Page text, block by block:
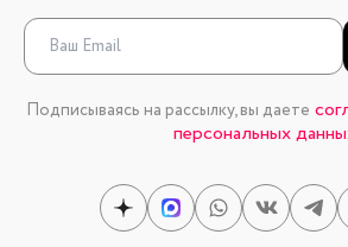
Подписываясь на рассылку, вы даете
персональных